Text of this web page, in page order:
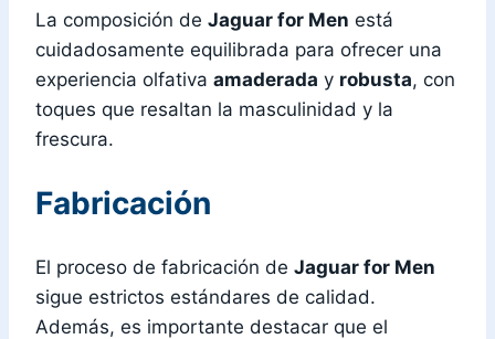
La composición de Jaguar for Men está
cuidadosamente equilibrada para ofrecer una
experiencia olfativa amaderada y robusta, con
toques que resaltan la masculinidad y la
frescura.
Fabricación
El proceso de fabricación de Jaguar for Men
sigue estrictos estándares de calidad.
Además, es importante destacar que el